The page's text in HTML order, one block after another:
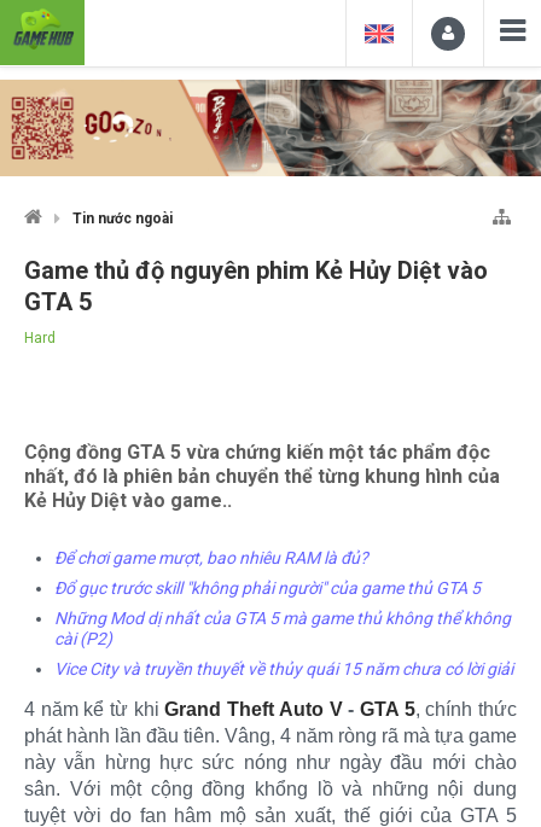
Tin nước ngoài
Game thủ độ nguyên phim Kẻ Hủy Diệt vào
GTA 5
Hard
Cộng đồng GTA 5 vừa chứng kiến một tác phẩm độc
nhất, đó là phiên bản chuyển thể từng khung hình của
Kẻ Hủy Diệt vào game..
Để chơi game mượt, bao nhiêu RAM là đủ?
Đổ gục trước skill "không phải người" của game thủ GTA 5
Những Mod dị nhất của GTA 5 mà game thủ không thể không
cài (P2)
Vice City và truyền thuyết về thủy quái 15 năm chưa có lời giải
4 năm kể từ khiGrand Theft Auto V- GTA 5, chính thức
phát hành lần đầu tiên. Vâng, 4 năm ròng rã mà tựa game
này vẫn hừng hực sức nóng như ngày đầu mới chào
sân. Với một cộng đồng khổng lồ và những nội dung
tuyệt vời do fan hâm mộ sản xuất, thế giới của GTA 5